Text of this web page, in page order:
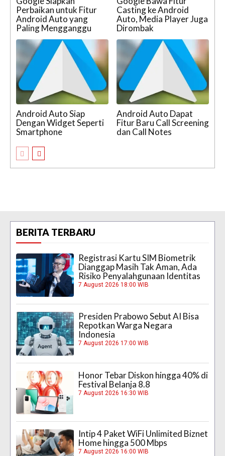
Perbaikan untuk Fitur
Android Auto yang
Paling Mengganggu
Casting ke Android
Auto, Media Player Juga
Dirombak
Android Auto Siap
Dengan Widget Seperti
Smartphone
Android Auto Dapat
Fitur Baru Call Screening
dan Call Notes
BERITA TERBARU
Registrasi Kartu SIM Biometrik
Dianggap Masih Tak Aman, Ada
Risiko Penyalahgunaan Identitas
7 August 2026 18:00 WIB
Presiden Prabowo Sebut AI Bisa
Repotkan Warga Negara
Indonesia
7 August 2026 17:00 WIB
Honor Tebar Diskon hingga 40% di
Festival Belanja 8.8
7 August 2026 16:30 WIB
Intip 4 Paket WiFi Unlimited Biznet
Home hingga 500 Mbps
7 August 2026 16:00 WIB